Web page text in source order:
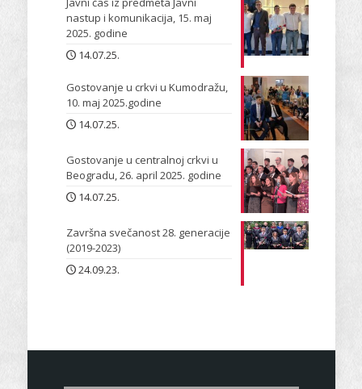
nastup i komunikacija, 15. maj
2025. godine
14.07.25.
Gostovanje u crkvi u Kumodražu,
10. maj 2025.godine
14.07.25.
Gostovanje u centralnoj crkvi u
Beogradu, 26. april 2025. godine
14.07.25.
Završna svečanost 28. generacije
(2019-2023)
24.09.23.